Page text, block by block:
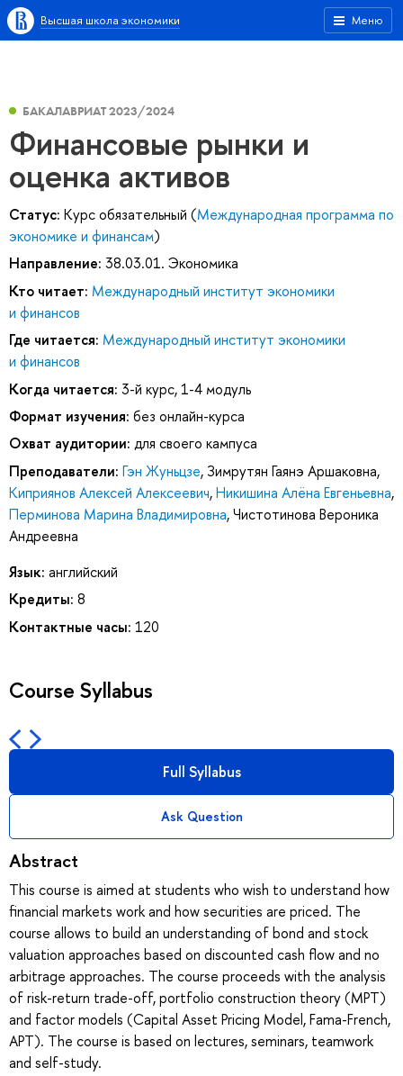
Меню
Высшая школа экономики
БАКАЛАВРИАТ 2023/2024
Финансовые рынки и
оценка активов
Статус: Курс обязательный (Международная программа по
экономике и финансам)
Направление: 38.03.01. Экономика
Кто читает: Международный институт экономики
и финансов
Где читается: Международный институт экономики
и финансов
Когда читается: 3-й курс, 1-4 модуль
Формат изучения: без онлайн-курса
Охват аудитории: для своего кампуса
Преподаватели: Гэн Жуньцзе, Зимрутян Гаянэ Аршаковна,
Киприянов Алексей Алексеевич,Никишина Алёна Евгеньевна,
Перминова Марина Владимировна,Чистотинова Вероника
Андреевна
Язык: английский
Кредиты: 8
Контактные часы: 120
Course Syllabus
Full Syllabus
Ask Question
Abstract
This course is aimed at students who wish to understand how
financial markets work and how securities are priced. The
course allows to build an understanding of bond and stock
valuation approaches based on discounted cash flow and no
arbitrage approaches. The course proceeds with the analysis
of risk-return trade-off, portfolio construction theory (MPT)
and factor models (Capital Asset Pricing Model, Fama-French,
APT). The course is based on lectures, seminars, teamwork
and self-study.